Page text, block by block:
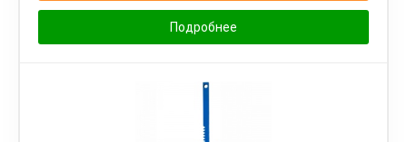
Подробнее